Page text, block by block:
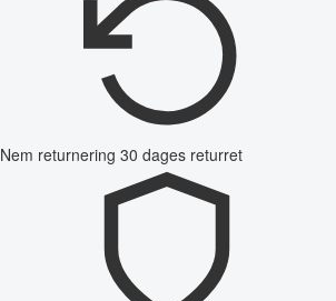
Nem returnering 30 dages returret